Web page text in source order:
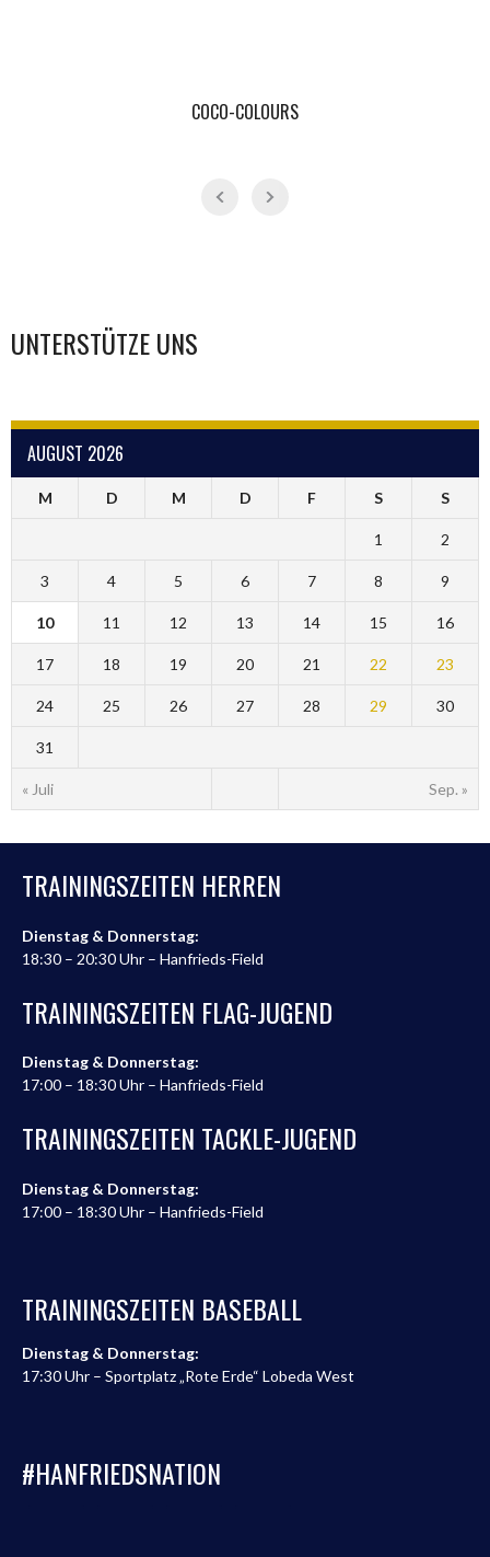
COCO-COLOURS
UNTERSTÜTZE UNS
AUGUST 2026
M D M D F S S
« Juli Sep. »
1 2
3 4 5 6 7 8 9
10 11 12 13 14 15 16
17 18 19 20 21 22 23
24 25 26 27 28 29 30
31
TRAININGSZEITEN HERREN
Dienstag & Donnerstag:
18:30 – 20:30 Uhr – Hanfrieds-Field
TRAININGSZEITEN FLAG-JUGEND
Dienstag & Donnerstag:
17:00 – 18:30 Uhr – Hanfrieds-Field
TRAININGSZEITEN TACKLE-JUGEND
Dienstag & Donnerstag:
17:00 – 18:30 Uhr – Hanfrieds-Field
TRAININGSZEITEN BASEBALL
Dienstag & Donnerstag:
17:30 Uhr – Sportplatz „Rote Erde“ Lobeda West
#HANFRIEDSNATION